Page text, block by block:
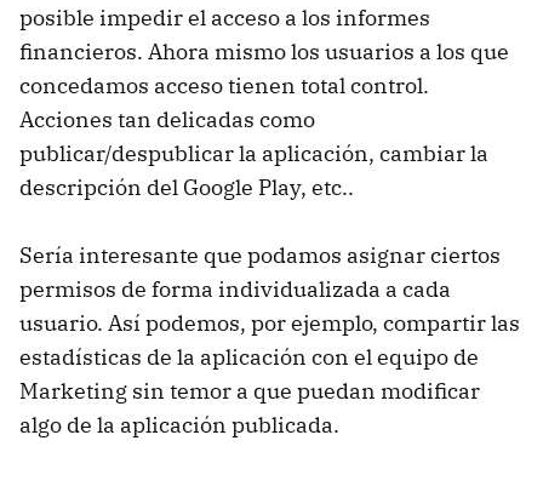
posible impedir el acceso a los informes
financieros. Ahora mismo los usuarios a los que
concedamos acceso tienen total control.
Acciones tan delicadas como
publicar/despublicar la aplicación, cambiar la
descripción del Google Play, etc..
Sería interesante que podamos asignar ciertos
permisos de forma individualizada a cada
usuario. Así podemos, por ejemplo, compartir las
estadísticas de la aplicación con el equipo de
Marketing sin temor a que puedan modificar
algo de la aplicación publicada.